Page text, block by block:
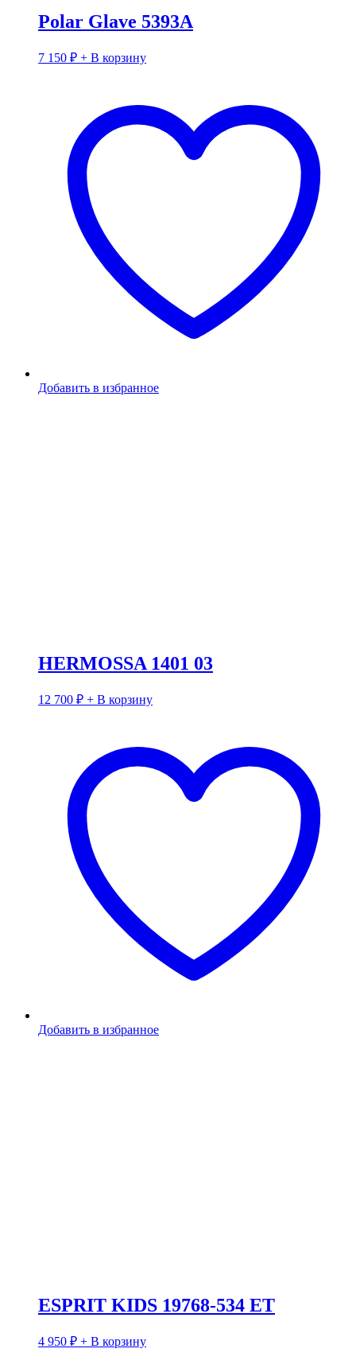
Polar Glave 5393A
7 150 ₽ + В корзину
Добавить в избранное
HERMOSSA 1401 03
12 700 ₽ + В корзину
Добавить в избранное
ESPRIT KIDS 19768-534 ET
4 950 ₽ + В корзину